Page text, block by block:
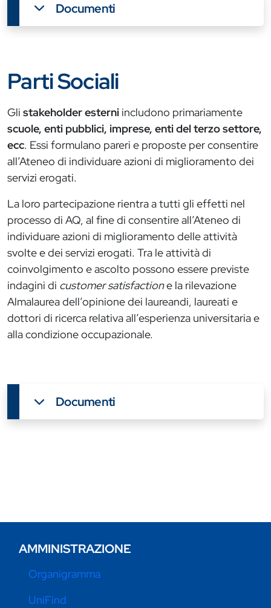
Documenti
Parti Sociali
Gli stakeholder esterni includono primariamente
scuole, enti pubblici, imprese, enti del terzo settore,
ecc. Essi formulano pareri e proposte per consentire
all’Ateneo di individuare azioni di miglioramento dei
servizi erogati.
La loro partecipazione rientra a tutti gli effetti nel
processo di AQ, al fine di consentire all’Ateneo di
individuare azioni di miglioramento delle attività
svolte e dei servizi erogati. Tra le attività di
coinvolgimento e ascolto possono essere previste
indagini di customer satisfactione la rilevazione
Almalaurea dell’opinione dei laureandi, laureati e
dottori di ricerca relativa all’esperienza universitaria e
alla condizione occupazionale.
Documenti
AMMINISTRAZIONE
Organigramma
UniFind